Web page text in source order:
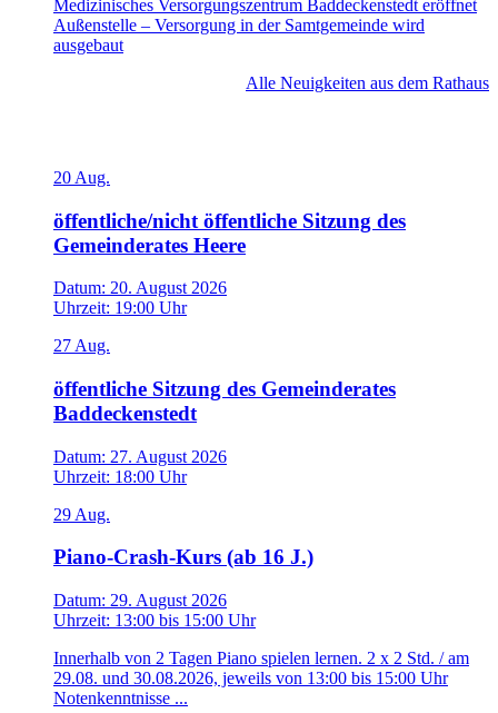
Medizinisches Versorgungszentrum Baddeckenstedt eröffnet
Außenstelle – Versorgung in der Samtgemeinde wird
ausgebaut
Alle Neuigkeiten aus dem Rathaus
20 Aug.
öffentliche/nicht öffentliche Sitzung des
Gemeinderates Heere
Datum: 20. August 2026
Uhrzeit: 19:00 Uhr
27 Aug.
öffentliche Sitzung des Gemeinderates
Baddeckenstedt
Datum: 27. August 2026
Uhrzeit: 18:00 Uhr
29 Aug.
Piano-Crash-Kurs (ab 16 J.)
Datum: 29. August 2026
Uhrzeit: 13:00 bis 15:00 Uhr
Innerhalb von 2 Tagen Piano spielen lernen. 2 x 2 Std. / am
29.08. und 30.08.2026, jeweils von 13:00 bis 15:00 Uhr
Notenkenntnisse ...